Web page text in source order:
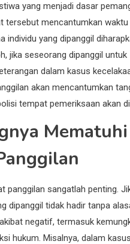
yang menjadi dasar
tersebut mencantumkan waktu
individu yang dipanggil
jika seseorang dipanggil untuk
dalam kasus
akan mencantumkan
tempat pemeriksaan akan
Mematuhi
panggilan sangatlah penting.
dipanggil tidak hadir tanpa
negatif, termasuk
hukum. Misalnya, dalam